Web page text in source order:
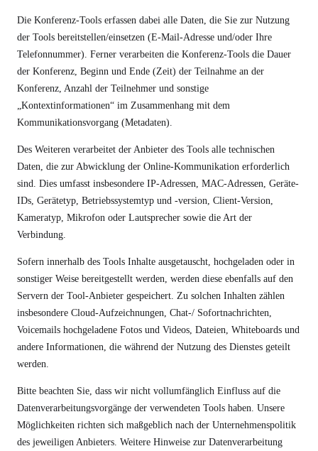
Die Konferenz-Tools erfassen dabei alle Daten, die Sie zur Nutzung
der Tools bereitstellen/einsetzen (E-Mail-Adresse und/oder Ihre
Telefonnummer). Ferner verarbeiten die Konferenz-Tools die Dauer
der Konferenz, Beginn und Ende (Zeit) der Teilnahme an der
Konferenz, Anzahl der Teilnehmer und sonstige
„Kontextinformationen“ im Zusammenhang mit dem
Kommunikationsvorgang (Metadaten).
Des Weiteren verarbeitet der Anbieter des Tools alle technischen
Daten, die zur Abwicklung der Online-Kommunikation erforderlich
sind. Dies umfasst insbesondere IP-Adressen, MAC-Adressen, Geräte-
IDs, Gerätetyp, Betriebssystemtyp und -version, Client-Version,
Kameratyp, Mikrofon oder Lautsprecher sowie die Art der
Verbindung.
Sofern innerhalb des Tools Inhalte ausgetauscht, hochgeladen oder in
sonstiger Weise bereitgestellt werden, werden diese ebenfalls auf den
Servern der Tool-Anbieter gespeichert. Zu solchen Inhalten zählen
insbesondere Cloud-Aufzeichnungen, Chat-/ Sofortnachrichten,
Voicemails hochgeladene Fotos und Videos, Dateien, Whiteboards und
andere Informationen, die während der Nutzung des Dienstes geteilt
werden.
Bitte beachten Sie, dass wir nicht vollumfänglich Einfluss auf die
Datenverarbeitungsvorgänge der verwendeten Tools haben. Unsere
Möglichkeiten richten sich maßgeblich nach der Unternehmenspolitik
des jeweiligen Anbieters. Weitere Hinweise zur Datenverarbeitung